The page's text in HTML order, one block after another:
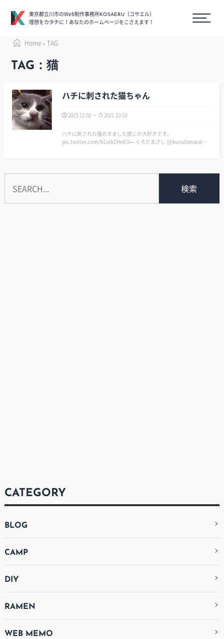
東京都立川市のWeb制作事務所KOSAERU
（コサエル）
理想をカタチに！あなたのホームページをこさえます！
Home TAG
TAG：猫
ハチに刺された猫ちゃん
2015.12.02 2021.10.10
ハチに刺された猫のすました感じが大好きです。
pic.twitter.com/N1utkZHnEO— くろだまさし (@kurodamasa)
検索
CATEGORY
BLOG
CAMP
DIY
RAMEN
WEB MEMO